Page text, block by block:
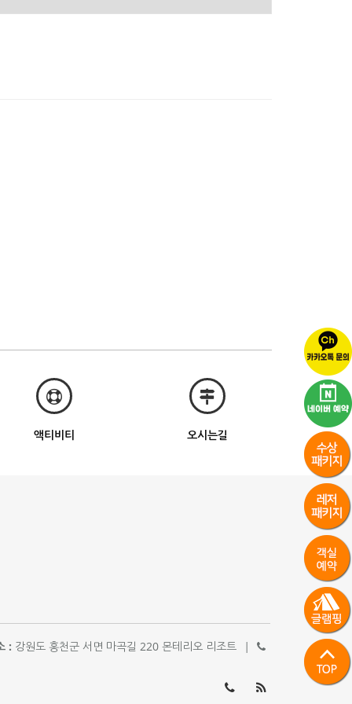
액티비티 오시는길
: 강원도 홍천군 서면 마곡길 220 몬테리오 리조트 |